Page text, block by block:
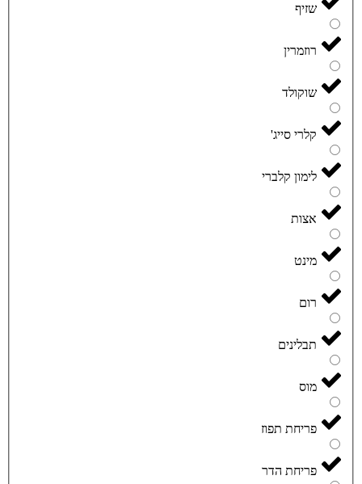
שזיף
רוזמרין
שוקולד
קלרי סייג'
לימון קלברי
אצות
מינט
רום
תבלינים
מוס
פריחת תפוז
פריחת הדר